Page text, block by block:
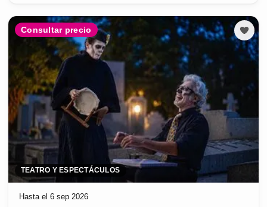
Consultar precio
TEATRO Y ESPECTÁCULOS
Hasta el 6 sep 2026